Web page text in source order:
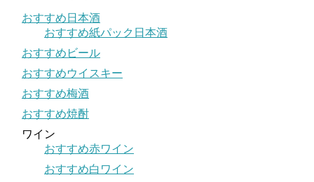
おすすめ日本酒
おすすめ紙パック日本酒
おすすめビール
おすすめウイスキー
おすすめ梅酒
おすすめ焼酎
ワイン
おすすめ赤ワイン
おすすめ白ワイン